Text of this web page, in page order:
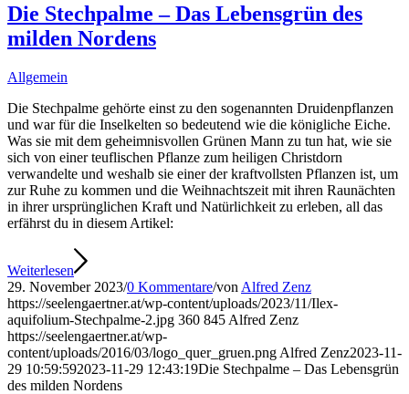
Die Stechpalme – Das Lebensgrün des
milden Nordens
Allgemein
Die Stechpalme gehörte einst zu den sogenannten Druidenpflanzen
und war für die Inselkelten so bedeutend wie die königliche Eiche.
Was sie mit dem geheimnisvollen Grünen Mann zu tun hat, wie sie
sich von einer teuflischen Pflanze zum heiligen Christdorn
verwandelte und weshalb sie einer der kraftvollsten Pflanzen ist, um
zur Ruhe zu kommen und die Weihnachtszeit mit ihren Raunächten
in ihrer ursprünglichen Kraft und Natürlichkeit zu erleben, all das
erfährst du in diesem Artikel:
Weiterlesen
29. November 2023/0 Kommentare/von Alfred Zenz
https://seelengaertner.at/wp-content/uploads/2023/11/Ilex-
aquifolium-Stechpalme-2.jpg 360 845 Alfred Zenz
https://seelengaertner.at/wp-
content/uploads/2016/03/logo_quer_gruen.png Alfred Zenz2023-11-
29 10:59:592023-11-29 12:43:19Die Stechpalme – Das Lebensgrün
des milden Nordens